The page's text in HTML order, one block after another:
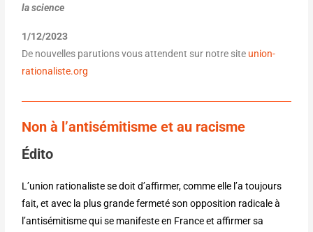
la science
1/12/2023
De nouvelles parutions vous attendent sur notre site union-
rationaliste.org
Non à l’antisémitisme et au racisme
Édito
L’union rationaliste se doit d’affirmer, comme elle l’a toujours
fait, et avec la plus grande fermeté son opposition radicale à
l’antisémitisme qui se manifeste en France et affirmer sa